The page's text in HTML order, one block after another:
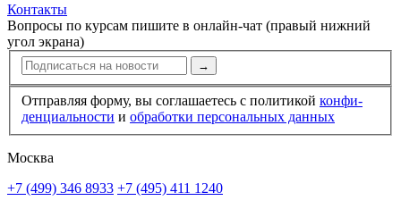
Контакты
Вопросы по курсам пишите в онлайн-чат (правый нижний
угол экрана)
→
Отправляя форму, вы соглашаетесь с политикой конфи­
ден­циальности и обработки персональных данных
Москва
+7 (499) 346 8933 +7 (495) 411 1240